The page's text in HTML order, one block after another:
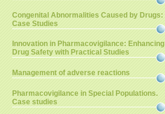
Congenital Abnormalities Caused by Drugs:
Case Studies
Innovation in Pharmacovigilance: Enhancing
Drug Safety with Practical Studies
Management of adverse reactions
Pharmacovigilance in Special Populations.
Case studies